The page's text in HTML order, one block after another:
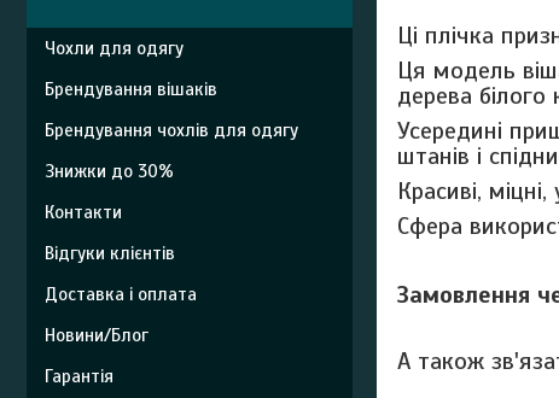
Ці плічка
Ця модель
дерева
Усередині
штанів і
Красиві,
Сфера
Замовлення
А також
Чохли для одягу
Брендування вішаків
Брендування чохлів для одягу
Знижки до 30%
Контакти
Відгуки клієнтів
Доставка і оплата
Новини/Блог
Гарантія